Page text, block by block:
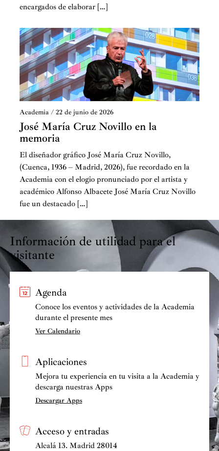
encargados de elaborar […]
Academia / 22 de junio de 2026
José María Cruz Novillo en la
memoria
El diseñador gráfico José María Cruz Novillo,
(Cuenca, 1936 – Madrid, 2026), fue recordado en la
Academia con el elogio pronunciado por el artista y
académico Alfonso Albacete José María Cruz Novillo
fue un destacado […]
Información de utilidad para el
visitante
Agenda
Conoce los eventos y actividades de la Academia
durante el presente mes
Ver Calendario
Aplicaciones
Mejora tu experiencia en tu visita a la Academia y
descarga nuestras Apps
Descargar Apps
Acceso y entradas
Alcalá 13. Madrid 28014